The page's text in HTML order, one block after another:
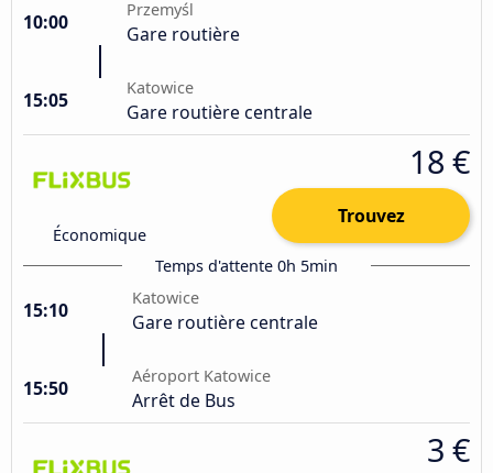
10:00
Przemyśl
Gare routière
15:05
Katowice
Gare routière centrale
Économique
18 €
Trouvez
Temps d'attente 0h 5min
15:10
Katowice
Gare routière centrale
15:50
Aéroport Katowice
Arrêt de Bus
3 €